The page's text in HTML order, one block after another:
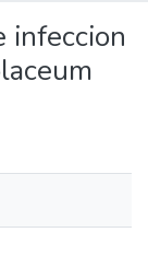
infeccion